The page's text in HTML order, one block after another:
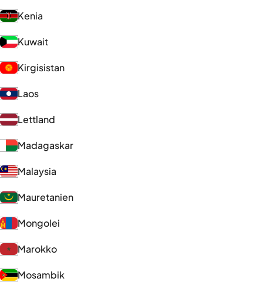
Kenia
Kuwait
Kirgisistan
Laos
Lettland
Madagaskar
Malaysia
Mauretanien
Mongolei
Marokko
Mosambik